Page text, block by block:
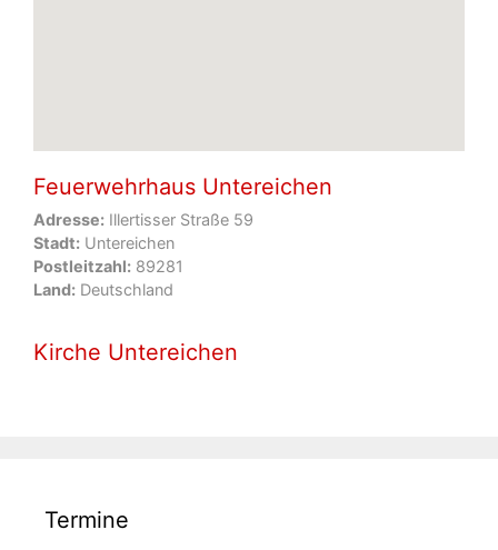
Feuerwehrhaus Untereichen
Adresse: Illertisser Straße 59
Stadt: Untereichen
Postleitzahl: 89281
Land: Deutschland
Kirche Untereichen
Termine